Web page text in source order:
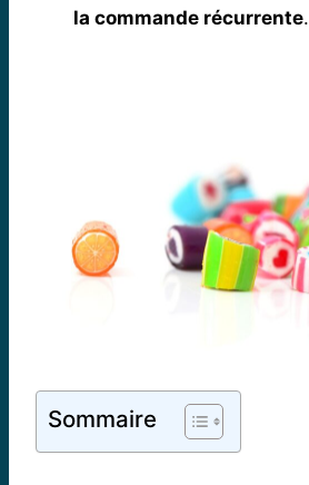
la commande récurrente.
Sommaire